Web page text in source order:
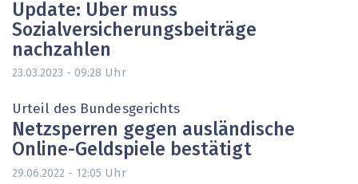
Update: Uber muss
Sozialversicherungsbeiträge
nachzahlen
23.03.2023 - 09:28 Uhr
Urteil des Bundesgerichts
Netzsperren gegen ausländische
Online-Geldspiele bestätigt
29.06.2022 - 12:05 Uhr